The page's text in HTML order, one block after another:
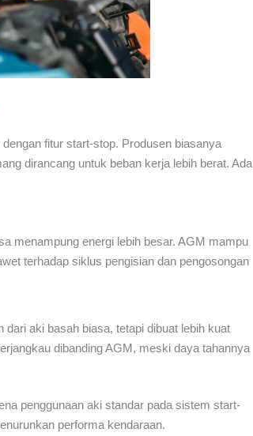
fitur start-stop. Produsen biasanya
dirancang untuk beban kerja lebih berat. Ada
menampung energi lebih besar. AGM mampu
terhadap siklus pengisian dan pengosongan
aki basah biasa, tetapi dibuat lebih kuat
dibanding AGM, meski daya tahannya
penggunaan aki standar pada sistem start-
performa kendaraan.